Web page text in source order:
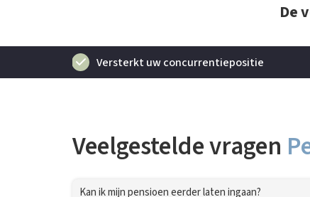
De
Versterkt uw concurrentiepositie
Veelgestelde vragen
Kan ik mijn pensioen eerder laten ingaan?